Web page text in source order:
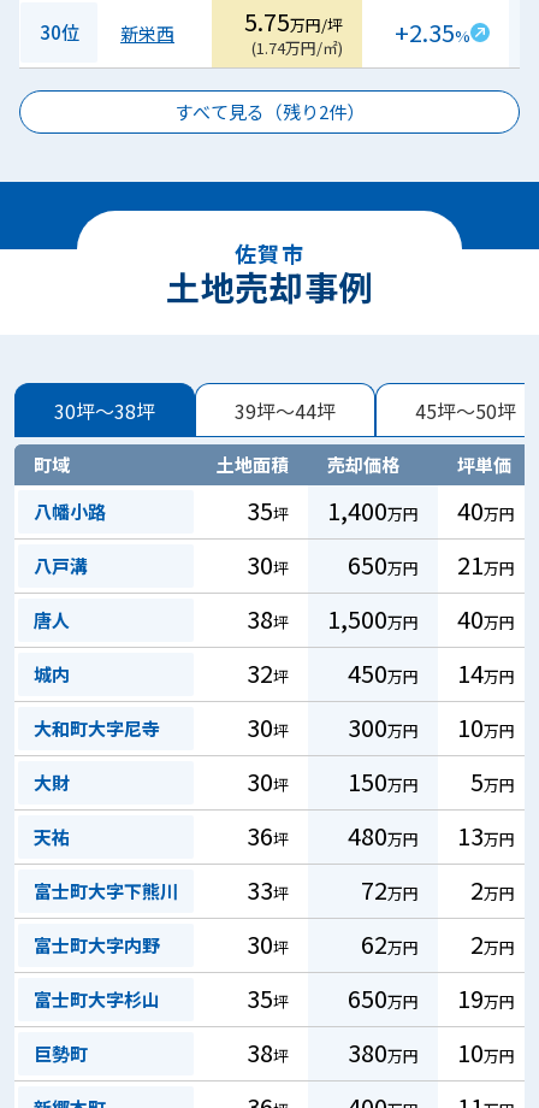
30位 新栄西 5.75万円/坪
(1.74万円/㎡) +2.35%
すべて見る（残り2件）
佐賀市
土地売却事例
30坪～38坪 39坪～44坪 45坪～50坪
町域 土地面積 売却価格
坪単価
八幡小路
35坪 1,400万円 40万円
八戸溝 30坪 650万円 21万円
唐人 38坪 1,500万円 40万円
城内 32坪 450万円 14万円
大和町大字尼寺 30坪 300万円 10万円
大財 30坪 150万円 5万円
天祐 36坪 480万円 13万円
富士町大字下熊川 33坪 72万円 2万円
富士町大字内野 30坪 62万円 2万円
富士町大字杉山 35坪 650万円 19万円
巨勢町 38坪 380万円 10万円